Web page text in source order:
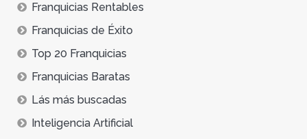
Franquicias Rentables
Franquicias de Éxito
Top 20 Franquicias
Franquicias Baratas
Lás más buscadas
Inteligencia Artificial